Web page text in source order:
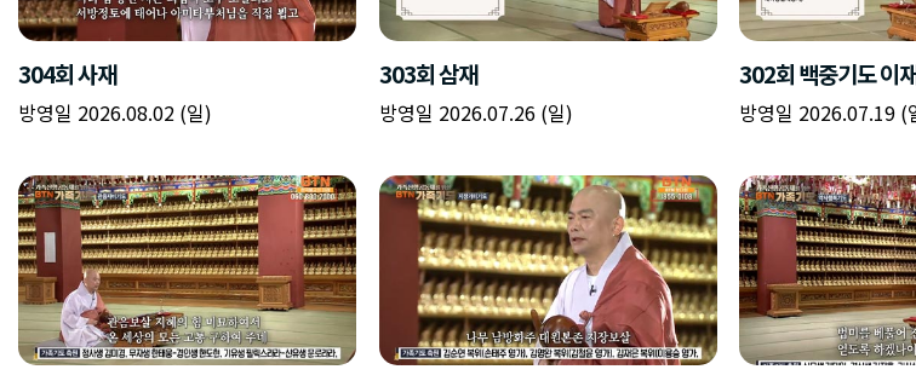
책
갈
피
입
력
시간
구
간
반
복
입
력
시작시간
종료시간
플
레
이
리
스
트
이름
주소
이미지